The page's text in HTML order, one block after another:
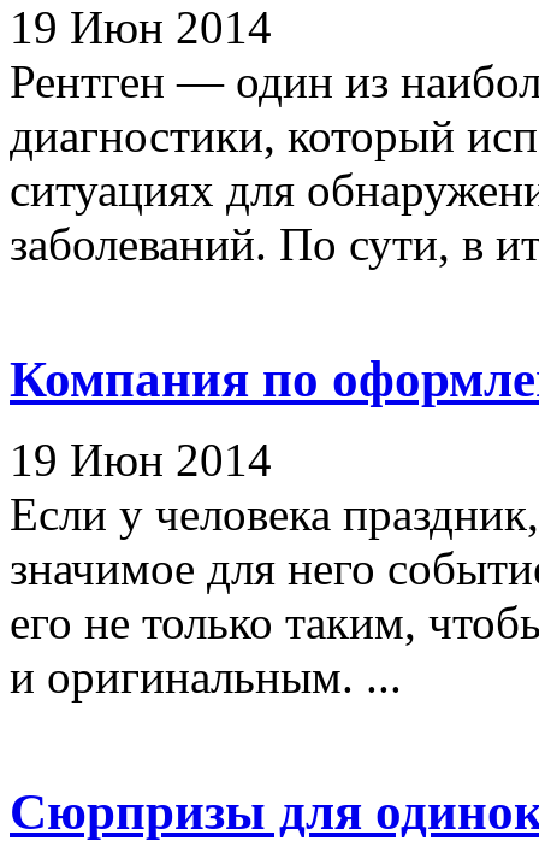
19 Июн 2014
Рентген — один из
диагностики, который
ситуациях для
заболеваний. По сути, в
Компания по
19 Июн 2014
Если у человека
значимое для него
его не только таким,
и оригинальным. ...
Сюрпризы для